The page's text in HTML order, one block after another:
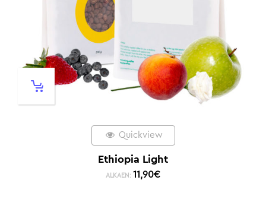
Quickview
Ethiopia Light
ALKAEN: 11,90€